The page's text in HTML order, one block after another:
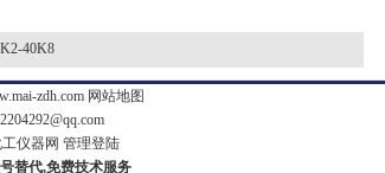
40K8
zdh.com 网站地图
仪器网 管理登陆
替代,免费技术服务